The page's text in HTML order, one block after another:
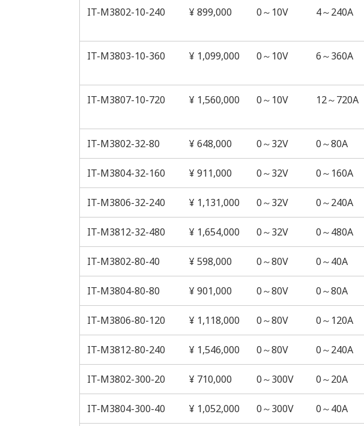
IT-M3802-10-240 ¥ 899,000 0～10V 4～240A
IT-M3803-10-360 ¥ 1,099,000 0～10V 6～360A
IT-M3807-10-720 ¥ 1,560,000 0～10V 12～720A
IT-M3802-32-80 ¥ 648,000 0～32V 0～80A
IT-M3804-32-160 ¥ 911,000 0～32V 0～160A
IT-M3806-32-240 ¥ 1,131,000 0～32V 0～240A
IT-M3812-32-480 ¥ 1,654,000 0～32V 0～480A
IT-M3802-80-40 ¥ 598,000 0～80V 0～40A
IT-M3804-80-80 ¥ 901,000 0～80V 0～80A
IT-M3806-80-120 ¥ 1,118,000 0～80V 0～120A
IT-M3812-80-240 ¥ 1,546,000 0～80V 0～240A
IT-M3802-300-20 ¥ 710,000 0～300V 0～20A
IT-M3804-300-40 ¥ 1,052,000 0～300V 0～40A